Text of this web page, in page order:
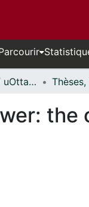
Thèses uOttawa // uOttawa Theses